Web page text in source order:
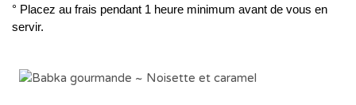
° Placez au frais pendant 1 heure minimum avant de vous en
servir.